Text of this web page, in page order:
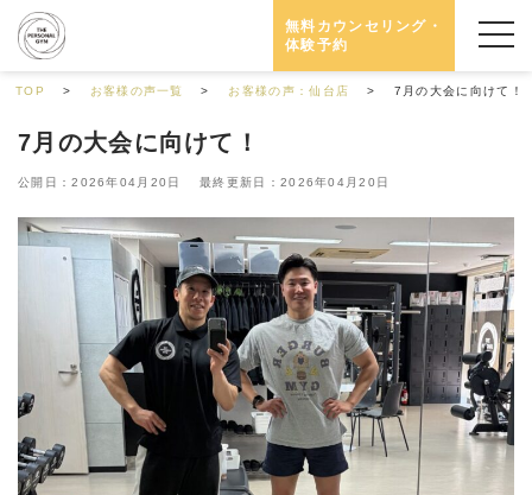
無料カウンセリング・
体験予約
TOP お客様の声一覧 お客様の声：仙台店 7月の大会に向けて！
7月の大会に向けて！
公開日：2026年04月20日 最終更新日：2026年04月20日